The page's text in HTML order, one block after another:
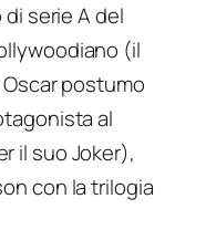
di serie A del
(il
postumo
al
il suo Joker),
con la trilogia